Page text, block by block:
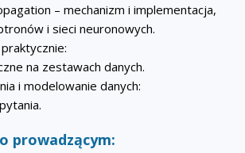
– mechanizm i implementacja,
i sieci neuronowych.
na zestawach danych.
i modelowanie danych:
prowadzącym: